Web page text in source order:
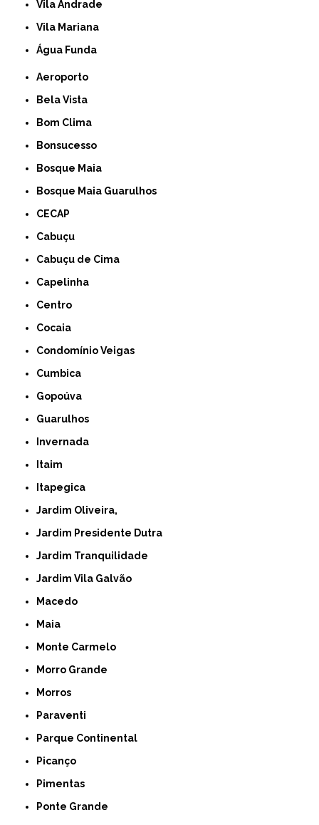
Vila Andrade
Vila Mariana
Água Funda
Aeroporto
Bela Vista
Bom Clima
Bonsucesso
Bosque Maia
Bosque Maia Guarulhos
CECAP
Cabuçu
Cabuçu de Cima
Capelinha
Centro
Cocaia
Condomínio Veigas
Cumbica
Gopoúva
Guarulhos
Invernada
Itaim
Itapegica
Jardim Oliveira,
Jardim Presidente Dutra
Jardim Tranquilidade
Jardim Vila Galvão
Macedo
Maia
Monte Carmelo
Morro Grande
Morros
Paraventi
Parque Continental
Picanço
Pimentas
Ponte Grande